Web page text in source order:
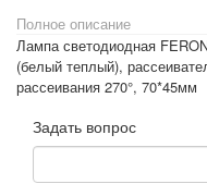
Полное описание
Лампа светодиодная
(белый теплый),
рассеивания 270°, 70*45мм
Задать вопрос